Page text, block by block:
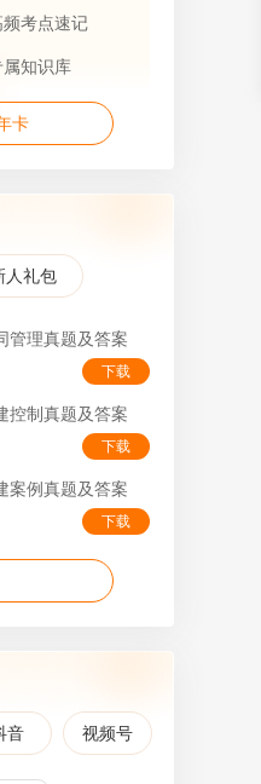
频考点速记
属知识库
卡
人礼包
管理真题及答案
下载
控制真题及答案
下载
案例真题及答案
下载
音 视频号